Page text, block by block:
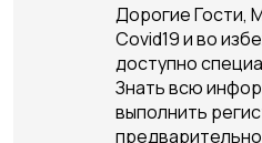
Дорогие Гости,
Covid19 и во
доступно
Знать всю
выполнить
предварительно